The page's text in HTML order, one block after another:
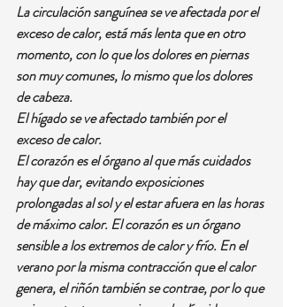
La circulación sanguínea se ve afectada por el
exceso de calor, está más lenta que en otro
momento, con lo que los dolores en piernas
son muy comunes, lo mismo que los dolores
de cabeza.
El hígado se ve afectado también por el
exceso de calor.
El corazón es el órgano al que más cuidados
hay que dar, evitando exposiciones
prolongadas al sol y el estar afuera en las horas
de máximo calor. El corazón es un órgano
sensible a los extremos de calor y frío. En el
verano por la misma contracción que el calor
genera, el riñón también se contrae, por lo que